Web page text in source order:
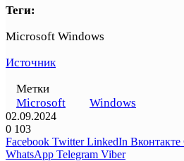
Теги:
Microsoft Windows
Источник
Метки
Microsoft
Windows
02.09.2024
0 103
Facebook Twitter LinkedIn Вконтакте
WhatsApp Telegram Viber